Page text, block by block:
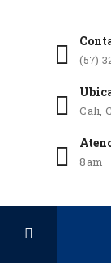
(57)
Cali,
8am